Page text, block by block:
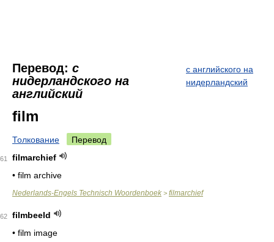
Перевод: с
нидерландского на
английский
с английского на
нидерландский
film
Толкование Перевод
61
filmarchief
• film archive
Nederlands-Engels Technisch Woordenboek > filmarchief
62
filmbeeld
• film image